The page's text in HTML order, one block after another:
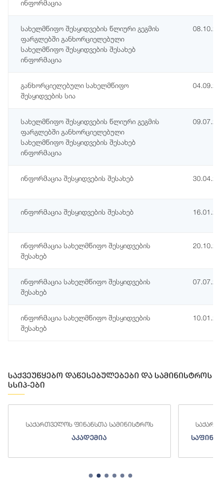
ინფორმაცია
სახელმწიფო შესყიდვების წლიური გეგმის
ფარგლებში განხორციელებული
სახელმწიფო შესყიდვების შესახებ
ინფორმაცია
განხორციელებული სახელმწიფო
შესყიდვების სია
სახელმწიფო შესყიდვების წლიური გეგმის
ფარგლებში განხორციელებული
სახელმწიფო შესყიდვების შესახებ
ინფორმაცია
ინფორმაცია შესყიდვების შესახებ
ინფორმაცია შესყიდვების შესახებ
ინფორმაცია სახელმწიფო შესყიდვების
შესახებ
ინფორმაცია სახელმწიფო შესყიდვების
შესახებ
ინფორმაცია სახელმწიფო შესყიდვების
შესახებ
საქვეუწყებო დაწესებულებები და სამინისტროს
სსიპ-ები
საქართველოს ფინანსთა სამინისტროს
საფინანსო-ანალიტიკური სამსახური